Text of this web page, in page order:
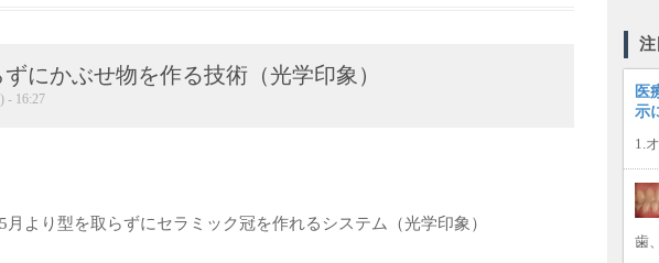
にかぶせ物を作る技術（光学印象）
- 16:27
月より型を取らずにセラミック冠を作れるシステム（光学印象）
注
医
示
1.
歯